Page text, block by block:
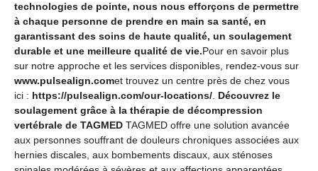
technologies de pointe, nous nous efforçons de permettre
à chaque personne de prendre en main sa santé, en
garantissant des soins de haute qualité, un soulagement
durable et une meilleure qualité de vie.Pour en savoir plus
sur notre approche et les services disponibles, rendez-vous sur
www.pulsealign.comet trouvez un centre près de chez vous
ici : https://pulsealign.com/our-locations/. Découvrez le
soulagement grâce à la thérapie de décompression
vertébrale de TAGMED TAGMED offre une solution avancée
aux personnes souffrant de douleurs chroniques associées aux
hernies discales, aux bombements discaux, aux sténoses